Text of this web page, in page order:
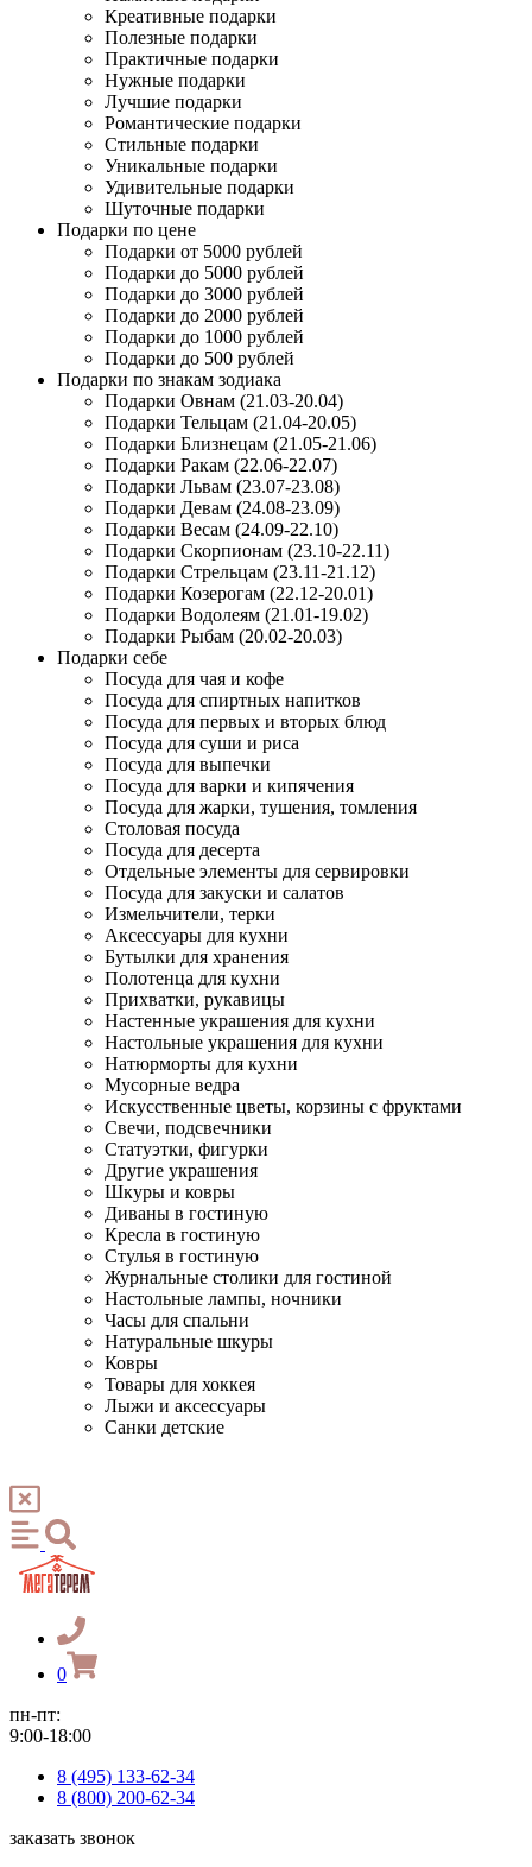
Креативные подарки
Полезные подарки
Практичные подарки
Нужные подарки
Лучшие подарки
Романтические подарки
Стильные подарки
Уникальные подарки
Удивительные подарки
Шуточные подарки
Подарки по цене
Подарки от 5000 рублей
Подарки до 5000 рублей
Подарки до 3000 рублей
Подарки до 2000 рублей
Подарки до 1000 рублей
Подарки до 500 рублей
Подарки по знакам зодиака
Подарки Овнам (21.03-20.04)
Подарки Тельцам (21.04-20.05)
Подарки Близнецам (21.05-21.06)
Подарки Ракам (22.06-22.07)
Подарки Львам (23.07-23.08)
Подарки Девам (24.08-23.09)
Подарки Весам (24.09-22.10)
Подарки Скорпионам (23.10-22.11)
Подарки Стрельцам (23.11-21.12)
Подарки Козерогам (22.12-20.01)
Подарки Водолеям (21.01-19.02)
Подарки Рыбам (20.02-20.03)
Подарки себе
Посуда для чая и кофе
Посуда для спиртных напитков
Посуда для первых и вторых блюд
Посуда для суши и риса
Посуда для выпечки
Посуда для варки и кипячения
Посуда для жарки, тушения, томления
Столовая посуда
Посуда для десерта
Отдельные элементы для сервировки
Посуда для закуски и салатов
Измельчители, терки
Аксессуары для кухни
Бутылки для хранения
Полотенца для кухни
Прихватки, рукавицы
Настенные украшения для кухни
Настольные украшения для кухни
Натюрморты для кухни
Мусорные ведра
Искусственные цветы, корзины с фруктами
Свечи, подсвечники
Статуэтки, фигурки
Другие украшения
Шкуры и ковры
Диваны в гостиную
Кресла в гостиную
Стулья в гостиную
Журнальные столики для гостиной
Настольные лампы, ночники
Часы для спальни
Натуральные шкуры
Ковры
Товары для хоккея
Лыжи и аксессуары
Санки детские
0
пн-пт:
9:00-18:00
8 (495) 133-62-34
8 (800) 200-62-34
заказать звонок